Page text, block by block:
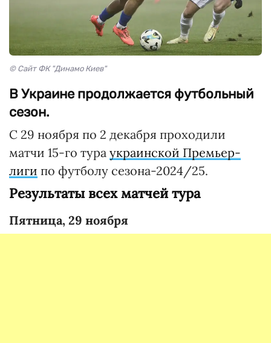
© Сайт ФК "Динамо Киев"
В Украине продолжается футбольный
сезон.
С 29 ноября по 2 декабря проходили
матчи 15-го тура украинской Премьер-
лиги по футболу сезона-2024/25.
Результаты всех матчей тура
Пятница, 29 ноября